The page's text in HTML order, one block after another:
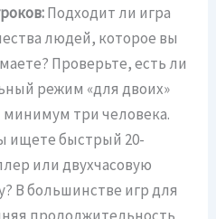
Подходит ли игра
людей, которое вы
Проверьте, есть ли
режим «для двоих»
минимум три человека.
ищете быстрый 20-
или двухчасовую
В большинстве игр для